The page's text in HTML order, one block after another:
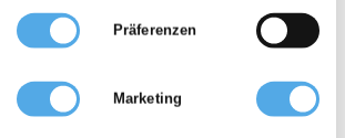
weiteren Daten zusammen, die Sie ihnen
oder die sie im Rahmen Ihrer Nutzung der
Präferenzen
Marketing
targonca